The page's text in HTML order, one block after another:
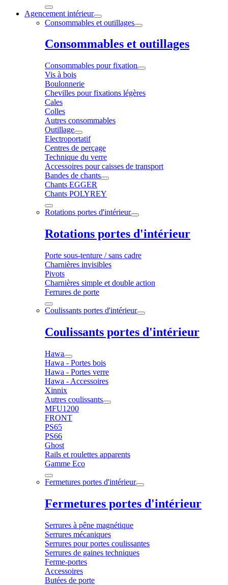
Agencement intérieur
Consommables et outillages
Consommables et outillages
Consommables pour fixation
Vis à bois
Boulonnerie
Chevilles pour fixations légères
Cales
Colles
Autres consommables
Outillage
Electroportatif
Centres de perçage
Technique du verre
Accessoires pour caisses de transport
Bandes de chants
Chants EGGER
Chants POLYREY
Rotations portes d'intérieur
Rotations portes d'intérieur
Porte sous-tenture / sans cadre
Charnières invisibles
Pivots
Charnières simple et double action
Ferrures de porte
Coulissants portes d'intérieur
Coulissants portes d'intérieur
Hawa
Hawa - Portes bois
Hawa - Portes verre
Hawa - Accessoires
Xinnix
Autres coulissants
MFU1200
FRONT
PS65
PS66
Ghost
Rails et roulettes apparents
Gamme Eco
Fermetures portes d'intérieur
Fermetures portes d'intérieur
Serrures à pêne magnétique
Serrures mécaniques
Serrures pour portes coulissantes
Serrures de gaines techniques
Ferme-portes
Accessoires
Butées de porte